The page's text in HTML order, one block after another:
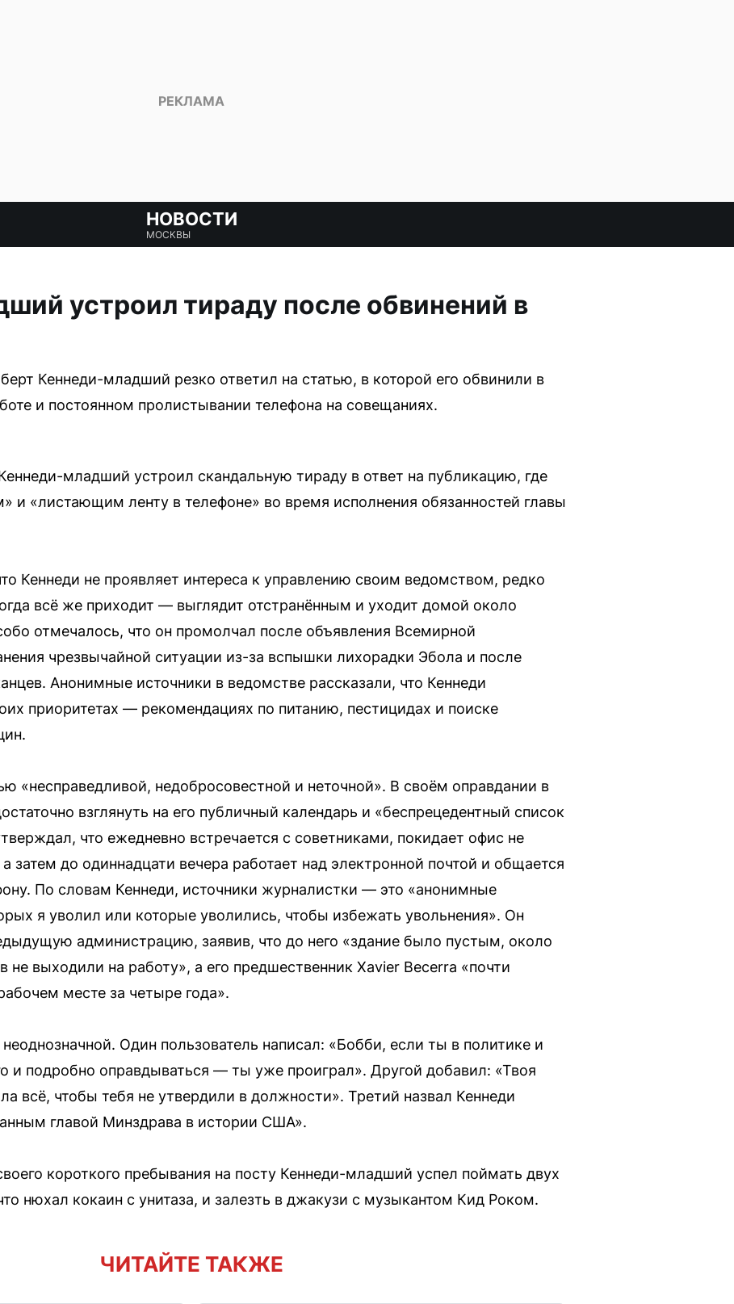
НОВОСТИ
МОСКВЫ
устроил тираду после обвинений в
Кеннеди-младший резко ответил на статью, в которой его обвинили в
и постоянном пролистывании телефона на совещаниях.
младший устроил скандальную тираду в ответ на публикацию, где
и «листающим ленту в телефоне» во время исполнения обязанностей главы
Кеннеди не проявляет интереса к управлению своим ведомством, редко
всё же приходит — выглядит отстранённым и уходит домой около
отмечалось, что он промолчал после объявления Всемирной
чрезвычайной ситуации из-за вспышки лихорадки Эбола и после
Анонимные источники в ведомстве рассказали, что Кеннеди
приоритетах — рекомендациях по питанию, пестицидах и поиске
«несправедливой, недобросовестной и неточной». В своём оправдании в
взглянуть на его публичный календарь и «беспрецедентный список
что ежедневно встречается с советниками, покидает офис не
затем до одиннадцати вечера работает над электронной почтой и общается
По словам Кеннеди, источники журналистки — это «анонимные
я уволил или которые уволились, чтобы избежать увольнения». Он
администрацию, заявив, что до него «здание было пустым, около
не выходили на работу», а его предшественник Xavier Becerra «почти
месте за четыре года».
Один пользователь написал: «Бобби, если ты в политике и
и подробно оправдываться — ты уже проиграл». Другой добавил: «Твоя
всё, чтобы тебя не утвердили в должности». Третий назвал Кеннеди
главой Минздрава в истории США».
короткого пребывания на посту Кеннеди-младший успел поймать двух
нюхал кокаин с унитаза, и залезть в джакузи с музыкантом Кид Роком.
ЧИТАЙТЕ ТАКЖЕ